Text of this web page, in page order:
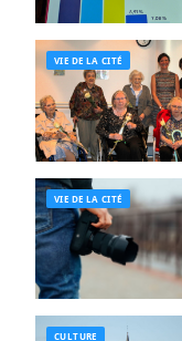
VIE DE LA CITÉ
VIE DE LA CITÉ
CULTURE